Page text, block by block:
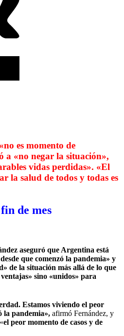
es momento de
a «no negar la situación»,
vidas perdidas». «El
la salud de todos y todas es
de mes
aseguró que Argentina está
que comenzó la pandemia» y
de la situación más allá de lo que
sino «unidos» para
Estamos viviendo el peor
la pandemia», afirmó Fernández, y
el peor momento de casos y de